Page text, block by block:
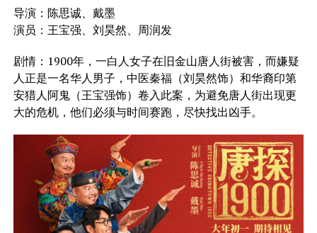
导演：陈思诚、戴墨
演员：王宝强、刘昊然、周润发
剧情：1900年，一白人女子在旧金山唐人街被害，而嫌疑
人正是一名华人男子，中医秦福（刘昊然饰）和华裔印第
安猎人阿鬼（王宝强饰）卷入此案，为避免唐人街出现更
大的危机，他们必须与时间赛跑，尽快找出凶手。